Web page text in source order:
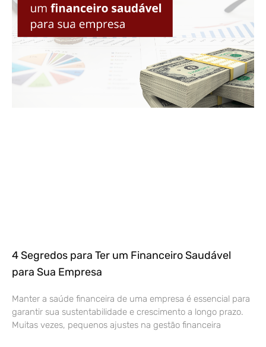
4 Segredos para Ter um Financeiro Saudável
para Sua Empresa
Manter a saúde financeira de uma empresa é essencial para
garantir sua sustentabilidade e crescimento a longo prazo.
Muitas vezes, pequenos ajustes na gestão financeira